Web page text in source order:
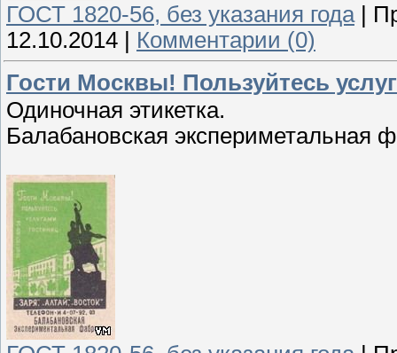
ГОСТ 1820-56, без указания года|
12.10.2014
Комментарии (0)
Гости Москвы! Пользуйтесь
Одиночная этикетка.
Балабановская экспериметальная